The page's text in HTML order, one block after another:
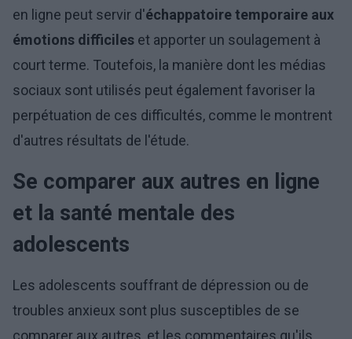
en ligne peut servir d'échappatoire temporaire aux
émotions difficiles et apporter un soulagement à
court terme. Toutefois, la manière dont les médias
sociaux sont utilisés peut également favoriser la
perpétuation de ces difficultés, comme le montrent
d'autres résultats de l'étude.
Se comparer aux autres en ligne
et la santé mentale des
adolescents
Les adolescents souffrant de dépression ou de
troubles anxieux sont plus susceptibles de se
comparer aux autres, et les commentaires qu'ils